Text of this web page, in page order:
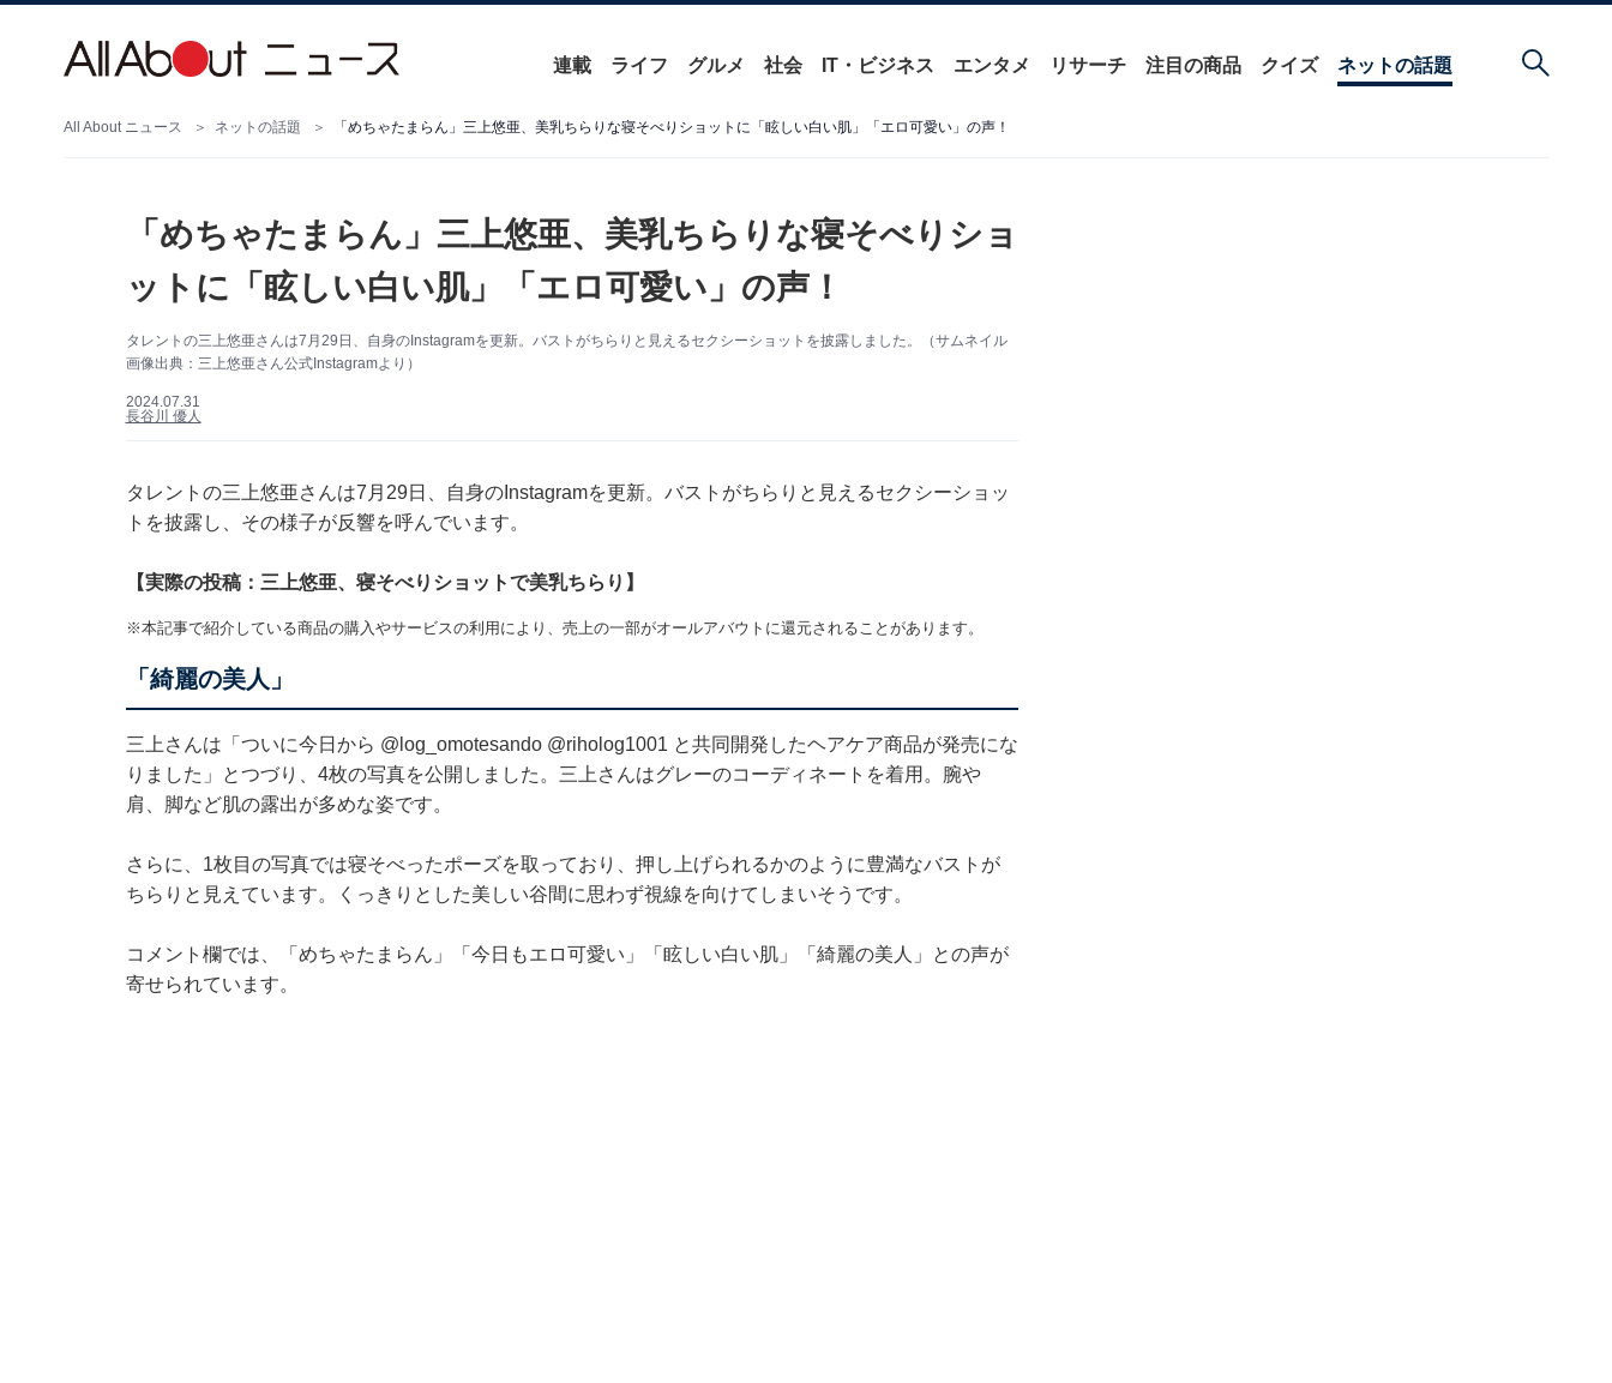
連載 ライフ グルメ 社会 IT・ビジネス エンタメ リサーチ 注目の商品 クイズ ネットの話題
All About ニュース ネットの話題 「めちゃたまらん」三上悠亜、美乳ちらりな寝そべりショットに「眩しい白い肌」「エロ可愛い」の声！
「めちゃたまらん」三上悠亜、美乳ちらりな寝そべりショ
ットに「眩しい白い肌」「エロ可愛い」の声！
タレントの三上悠亜さんは7月29日、自身のInstagramを更新。バストがちらりと見えるセクシーショットを披露しました。（サムネイル
画像出典：三上悠亜さん公式Instagramより）
2024.07.31
長谷川 優人
タレントの三上悠亜さんは7月29日、自身のInstagramを更新。バストがちらりと見えるセクシーショッ
トを披露し、その様子が反響を呼んでいます。
【実際の投稿：三上悠亜、寝そべりショットで美乳ちらり】
※本記事で紹介している商品の購入やサービスの利用により、売上の一部がオールアバウトに還元されることがあります。
「綺麗の美人」
三上さんは「ついに今日から @log_omotesando @riholog1001 と共同開発したヘアケア商品が発売にな
りました」とつづり、4枚の写真を公開しました。三上さんはグレーのコーディネートを着用。腕や
肩、脚など肌の露出が多めな姿です。
さらに、1枚目の写真では寝そべったポーズを取っており、押し上げられるかのように豊満なバストが
ちらりと見えています。くっきりとした美しい谷間に思わず視線を向けてしまいそうです。
コメント欄では、「めちゃたまらん」「今日もエロ可愛い」「眩しい白い肌」「綺麗の美人」との声が
寄せられています。